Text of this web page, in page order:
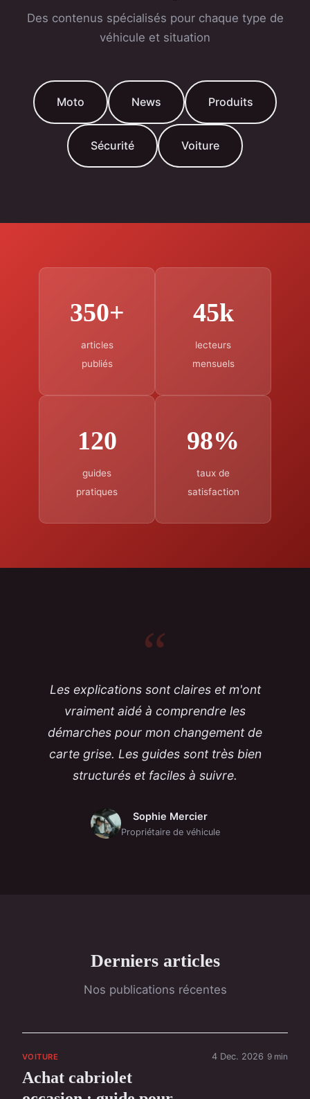
Des contenus spécialisés pour chaque type de
véhicule et situation
Moto News Produits
Sécurité Voiture
350+
articles
publiés
45k
lecteurs
mensuels
120
guides
pratiques
98%
taux de
satisfaction
“
Les explications sont claires et m'ont
vraiment aidé à comprendre les
démarches pour mon changement de
carte grise. Les guides sont très bien
structurés et faciles à suivre.
Sophie Mercier
Propriétaire de véhicule
Derniers articles
Nos publications récentes
VOITURE
Achat cabriolet
4 Dec. 2026 9 min